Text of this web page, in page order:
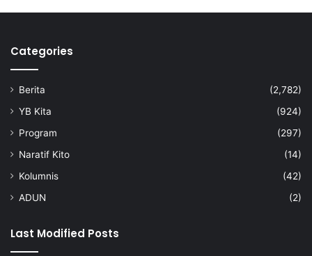
Categories
Berita
(2,782)
YB Kita
(924)
Program
(297)
Naratif Kito
(14)
Kolumnis
(42)
ADUN
(2)
Last Modified Posts